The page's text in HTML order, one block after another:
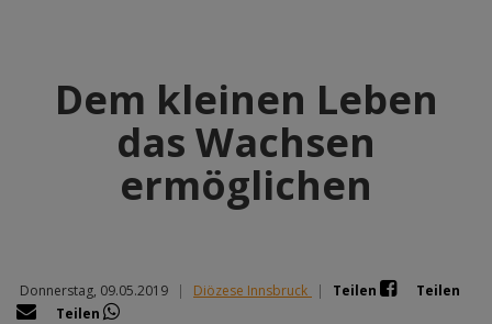
Dem kleinen Leben
das Wachsen
ermöglichen
Donnerstag, 09.05.2019 | Diözese Innsbruck | Teilen
Teilen
Teilen